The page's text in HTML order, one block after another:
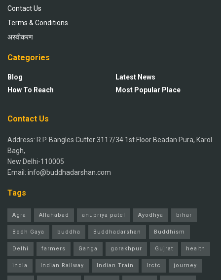
Contact Us
Terms & Conditions
अस्वीकरण
Categories
Blog
How To Reach
Latest News
Most Popular Place
Contact Us
Address: R.P. Bangles Cutter 3117/34 1st Floor Beadan Pura, Karol
Bagh,
New Delhi-110005
Email: info@buddhadarshan.com
Tags
Agra Allahabad anupriya patel Ayodhya bihar
Bodh Gaya buddha Buddhadarshan Buddhism
Delhi farmers Ganga gorakhpur Gujrat health
india Indian Railway Indian Train Irctc journey